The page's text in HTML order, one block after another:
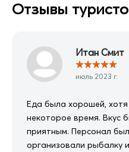
Отзывы
Итан Смит
★★★★★
июль 2023 г.
Еда была хорошей,
некоторое время. Вкус
приятным. Персонал
организовали рыбалку